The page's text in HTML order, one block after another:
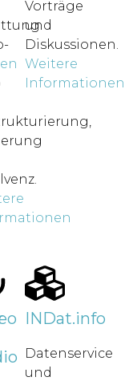
Vorträge
und
Diskussionen.
Weitere
Informationen
INDat.info
Datenservice
und